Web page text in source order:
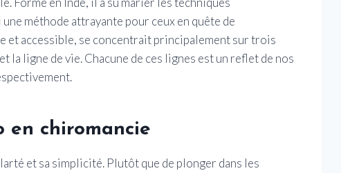
méthode attrayante pour ceux en quête de
et accessible, se concentrait principalement sur trois
la ligne de vie. Chacune de ces lignes est un reflet de nos
en chiromancie
et sa simplicité. Plutôt que de plonger dans les